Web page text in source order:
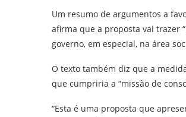
Um resumo de argumentos a
afirma que a proposta vai trazer
governo, em especial, na área
O texto também diz que a
que cumpriria a “missão de
“Esta é uma proposta que